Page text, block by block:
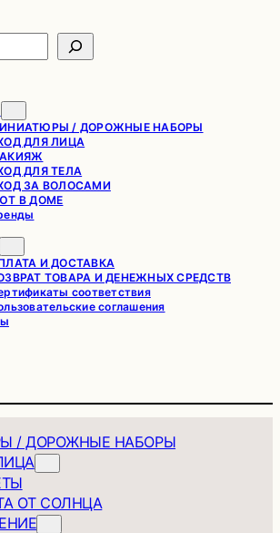
/ ДОРОЖНЫЕ НАБОРЫ
ДЛЯ ЛИЦА
ДЛЯ ТЕЛА
ЗА ВОЛОСАМИ
В ДОМЕ
И ДОСТАВКА
ТОВАРА И ДЕНЕЖНЫХ СРЕДСТВ
соответствия
соглашения
/ ДОРОЖНЫЕ НАБОРЫ
ОТ СОЛНЦА